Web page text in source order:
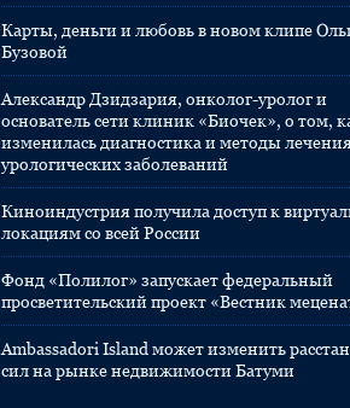
Карты, деньги и любовь в новом клипе
Бузовой
Александр Дзидзария, онколог-уролог и
основатель сети клиник «Биочек», о том,
изменилась диагностика и методы
урологических заболеваний
Киноиндустрия получила доступ к
локациям со всей России
Фонд «Полилог» запускает федеральный
просветительский проект «Вестник
Ambassadori Island может изменить
сил на рынке недвижимости Батуми